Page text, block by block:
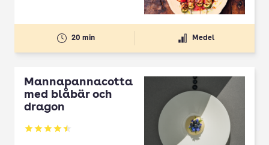
20 min Medel
Mannapannacotta
med blåbär och
dragon
Betyg: 4.5 av 5